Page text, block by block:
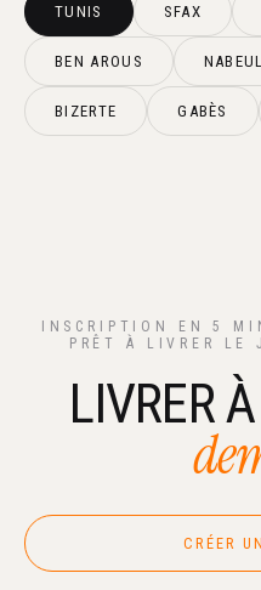
TUNIS SFAX
BEN AROUS NABEUL
BIZERTE GABÈS
INSCRIPTION EN 5
PRÊT À LIVRER LE
LIVRER
CRÉER